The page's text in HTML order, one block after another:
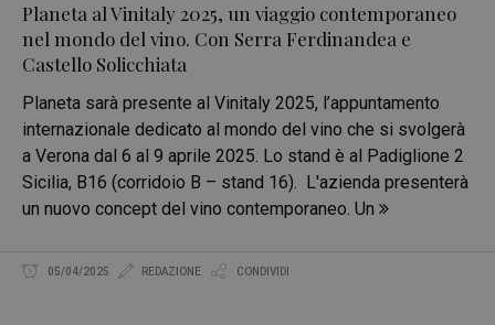
Planeta al Vinitaly 2025, un viaggio contemporaneo
nel mondo del vino. Con Serra Ferdinandea e
Castello Solicchiata
Planeta sarà presente al Vinitaly 2025, l’appuntamento
internazionale dedicato al mondo del vino che si svolgerà
a Verona dal 6 al 9 aprile 2025. Lo stand è al Padiglione 2
Sicilia, B16 (corridoio B – stand 16). L'azienda presenterà
un nuovo concept del vino contemporaneo. Un
05/04/2025 REDAZIONE CONDIVIDI